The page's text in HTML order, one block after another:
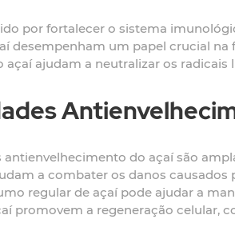
por fortalecer o sistema
desempenham um papel crucial
açaí ajudam a neutralizar os
antienvelhecimento do açaí são
a combater os danos causados
regular de açaí pode ajudar a
promovem a regeneração celular,